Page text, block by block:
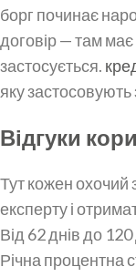
борг починає
договір — там
застосується.
яку
Відгуки
Тут кожен охочий
експерту і
Від 62 днів до 120
Річна процентна